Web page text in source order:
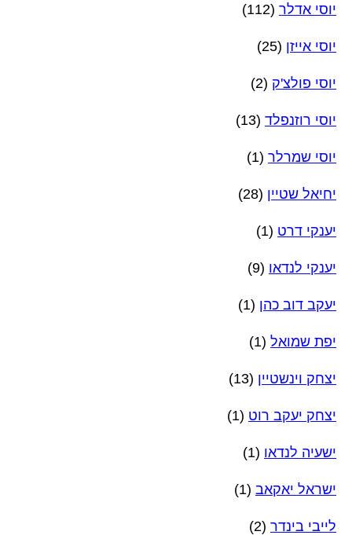
יוסי אדלר (112)
יוסי אייזן (25)
יוסי פולצ'ק (2)
יוסי רוזנפלד (13)
יוסי שמרלר (1)
יחיאל שטיין (28)
יענקי דרט (1)
יענקי לנדאו (9)
יעקב דוב כהן (1)
יפת שמואל (1)
יצחק וינשטיין (13)
יצחק יעקב רוט (1)
ישעיה לנדאו (1)
ישראל יאקאב (1)
לייבי בינדר (2)